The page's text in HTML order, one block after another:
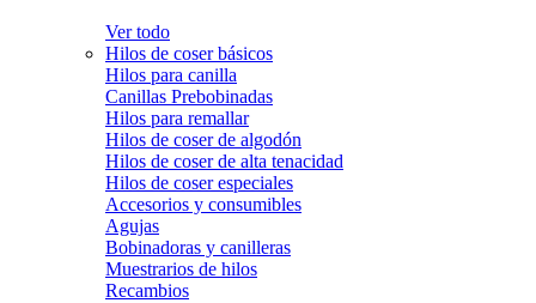
Ver todo
Hilos de coser básicos
Hilos para canilla
Canillas Prebobinadas
Hilos para remallar
Hilos de coser de algodón
Hilos de coser de alta tenacidad
Hilos de coser especiales
Accesorios y consumibles
Agujas
Bobinadoras y canilleras
Muestrarios de hilos
Recambios